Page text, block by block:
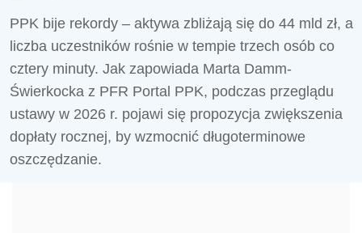
PPK bije rekordy – aktywa zbliżają się do 44 mld zł, a
liczba uczestników rośnie w tempie trzech osób co
cztery minuty. Jak zapowiada Marta Damm-
Świerkocka z PFR Portal PPK, podczas przeglądu
ustawy w 2026 r. pojawi się propozycja zwiększenia
dopłaty rocznej, by wzmocnić długoterminowe
oszczędzanie.